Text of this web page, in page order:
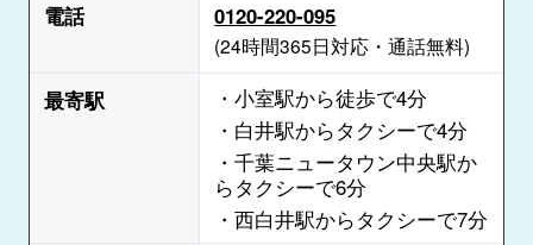
電話
0120-220-095
(24時間365日対応・通話無料)
最寄駅
・小室駅から徒歩で4分
・白井駅からタクシーで4分
・千葉ニュータウン中央駅か
らタクシーで6分
・西白井駅からタクシーで7分